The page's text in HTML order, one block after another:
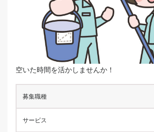
空いた時間を活かしませんか！
募集職種
サービス